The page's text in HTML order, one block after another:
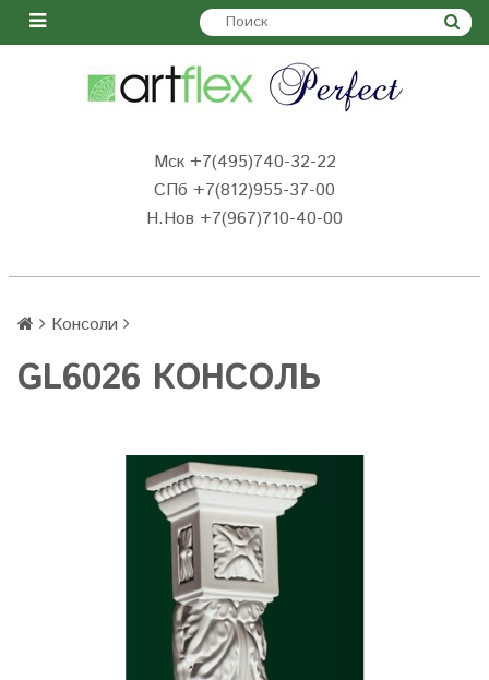
Мск +7(495)740-32-22
СПб +7(812)955-37-00
Н.Нов +7(967)710-40-00
Консоли
GL6026 КОНСОЛЬ